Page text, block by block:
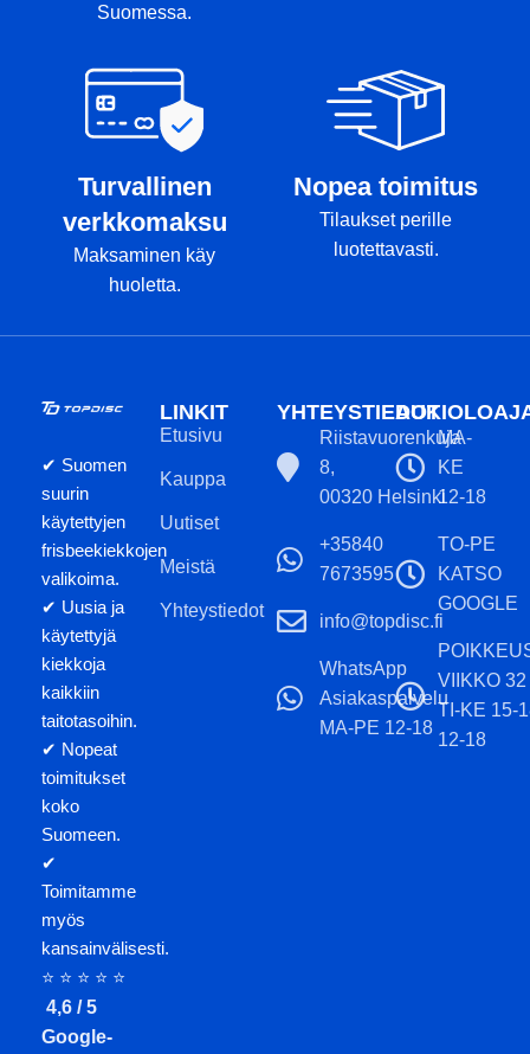
Suomessa.
Turvallinen
verkkomaksu
Maksaminen käy
huoletta.
Nopea toimitus
Tilaukset perille
luotettavasti.
✔ Suomen
suurin
käytettyjen
frisbeekiekkojen
valikoima.
✔ Uusia ja
käytettyjä
kiekkoja
kaikkiin
taitotasoihin.
✔ Nopeat
toimitukset
koko
Suomeen.
✔
Toimitamme
myös
kansainvälisesti.
⭐ ⭐ ⭐ ⭐ ⭐
4,6 / 5
Google-
LINKIT
Etusivu
Kauppa
Uutiset
Meistä
Yhteystiedot
YHTEYSTIEDOT
Riistavuorenkuja
8,
00320 Helsinki
+35840
7673595
info@topdisc.fi
WhatsApp
Asiakaspalvelu
MA-PE 12-18
MA-
KE
12-18
TO-PE
KATSO
GOOGLE
VIIKKO 32
TI-KE 15-
12-18